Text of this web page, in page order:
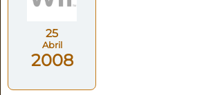
25
Abril
2008